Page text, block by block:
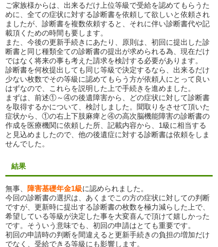
ご家族様からは、出来るだけ上位等級で受給を認めてもらうた
めに、全ての症状に対する診断書を依頼して欲しいと依頼され
ましたが、診断書を複数依頼すると、それに伴い診断書代や記
載頂くための時間も要します。
また、今後の更新手続きにあたり、原則は、初回に提出した診
断書と同じ種類全ての診断書の提出が求められる為、現在だけ
ではなく将来の事も考えた請求を検討する必要があります。
診断書を何枚提出しても同じ等級で決定するなら、出来るだけ
少ない枚数でその等級に認めてもらう方が依頼人にとって良い
はずなので、これらを説明した上で手続きを進めました。
まずは、前述①～④の後遺障害から、どの症状に対して診断書
を取得するかについて、検討しました。聞取りをさせて頂いた
症状から、①の右上下肢麻痺と④の高次脳機能障害の診断書の
作成を医療機関に依頼した所、記載内容から、1級に相当する
と見込めましたので、他の後遺症に対する診断書は依頼をしま
せんでした。
結果
無事、 障害基礎年金1級に認められました。
今回の診断書の選択は、あくまでこの方の症状に対しての判断
ですが、更新時に提出する診断書の枚数を極力減らした上で、
希望している等級が決定した事を大変喜んで頂けて嬉しかった
です。そういう意味でも、初回の申請はとても重要です。
初回の申請時の判断を間違えると更新手続きの負担の増加だけ
でなく、受給できる等級にも影響します。